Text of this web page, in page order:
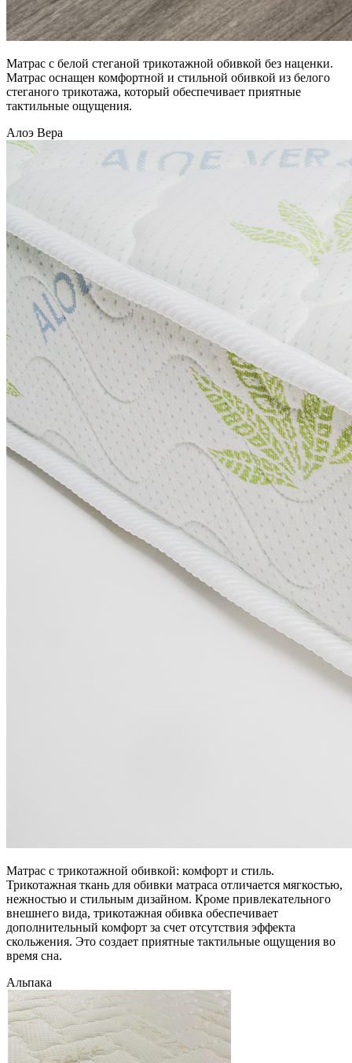
Матрас с белой стеганой трикотажной обивкой без наценки.
Матрас оснащен комфортной и стильной обивкой из белого
стеганого трикотажа, который обеспечивает приятные
тактильные ощущения.
Алоэ Вера
Матрас с трикотажной обивкой: комфорт и стиль.
Трикотажная ткань для обивки матраса отличается мягкостью,
нежностью и стильным дизайном. Кроме привлекательного
внешнего вида, трикотажная обивка обеспечивает
дополнительный комфорт за счет отсутствия эффекта
скольжения. Это создает приятные тактильные ощущения во
время сна.
Альпака